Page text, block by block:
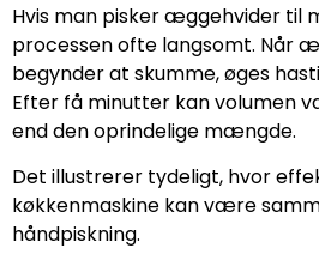
Hvis man pisker æggehvider til
processen ofte langsomt. Når
begynder at skumme, øges
Efter få minutter kan volumen
end den oprindelige mængde.
Det illustrerer tydeligt, hvor
køkkenmaskine kan være
håndpiskning.